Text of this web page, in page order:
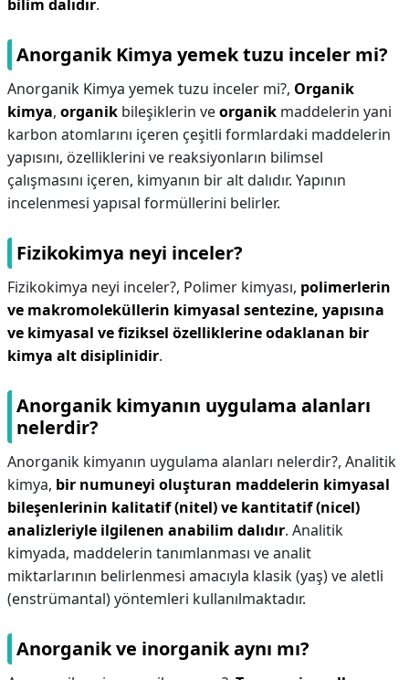
bilim dalıdır.
Anorganik Kimya yemek tuzu inceler mi?
Anorganik Kimya yemek tuzu inceler mi?, Organik
kimya, organik bileşiklerin veorganik maddelerin yani
karbon atomlarını içeren çeşitli formlardaki maddelerin
yapısını, özelliklerini ve reaksiyonların bilimsel
çalışmasını içeren, kimyanın bir alt dalıdır. Yapının
incelenmesi yapısal formüllerini belirler.
Fizikokimya neyi inceler?
Fizikokimya neyi inceler?, Polimer kimyası, polimerlerin
ve makromoleküllerin kimyasal sentezine, yapısına
ve kimyasal ve fiziksel özelliklerine odaklanan bir
kimya alt disiplinidir.
Anorganik kimyanın uygulama alanları
nelerdir?
Anorganik kimyanın uygulama alanları nelerdir?, Analitik
kimya, bir numuneyi oluşturan maddelerin kimyasal
bileşenlerinin kalitatif (nitel) ve kantitatif (nicel)
analizleriyle ilgilenen anabilim dalıdır. Analitik
kimyada, maddelerin tanımlanması ve analit
miktarlarının belirlenmesi amacıyla klasik (yaş) ve aletli
(enstrümantal) yöntemleri kullanılmaktadır.
Anorganik ve inorganik aynı mı?